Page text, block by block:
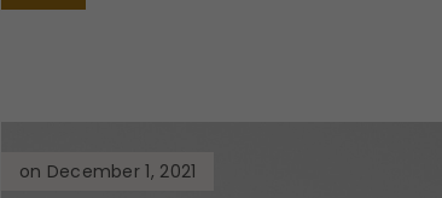
on December 1, 2021